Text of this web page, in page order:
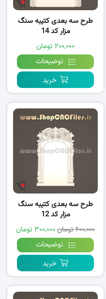
طرح سه بعدی کتیبه سنگ
مزار کد 14
۲۰۰,۰۰۰ تومان
توضیحات
خرید
طرح سه بعدی کتیبه سنگ
مزار کد 12
۶۰۰,۰۰۰ تومان
۳۰۰,۰۰۰ تومان
توضیحات
خرید